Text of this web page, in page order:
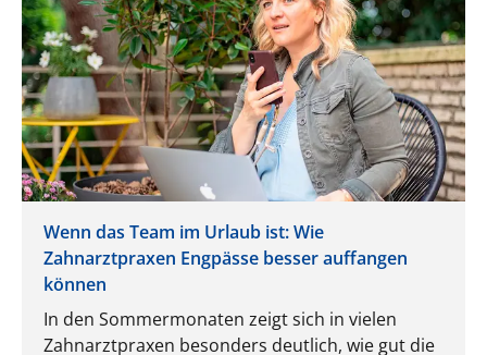
Wenn das Team im Urlaub ist: Wie
Zahnarztpraxen Engpässe besser auffangen
können
In den Sommermonaten zeigt sich in vielen
Zahnarztpraxen besonders deutlich, wie gut die